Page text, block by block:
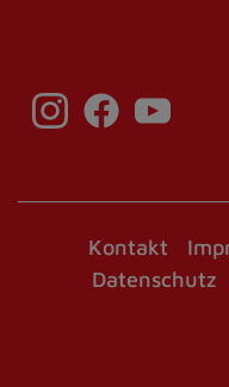
Kontakt
Datenschutz